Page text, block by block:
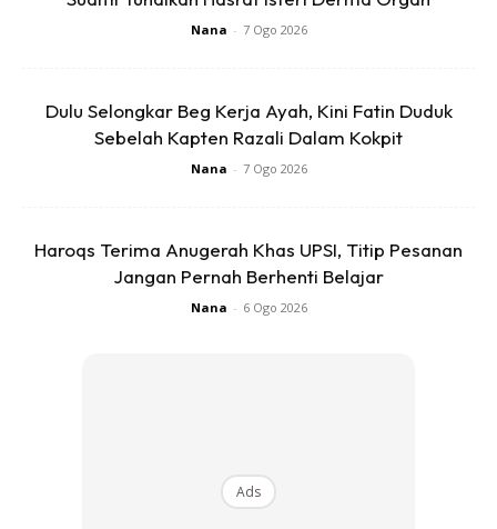
Contoh, dengan kurang satu senduk kecil nasi + ayam
saiznya masih comel begini.
Ads
2 bungkus sekali harung pun masih ok. Tidak ada sayur
Nana - 7 Ogo 2026
Dulu Selongkar Beg Kerja Ayah, Kini Fatin Duduk
Sebelah Kapten Razali Dalam Kokpit
Nana - 7 Ogo 2026
Haroqs Terima Anugerah Khas UPSI, Titip Pesanan
Jangan Pernah Berhenti Belajar
Nana - 6 Ogo 2026
Ads